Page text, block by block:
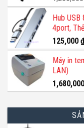
trên
trang
phẩm
Hub
4port,
125,000 ₫
Máy in
LAN)
1,680,000